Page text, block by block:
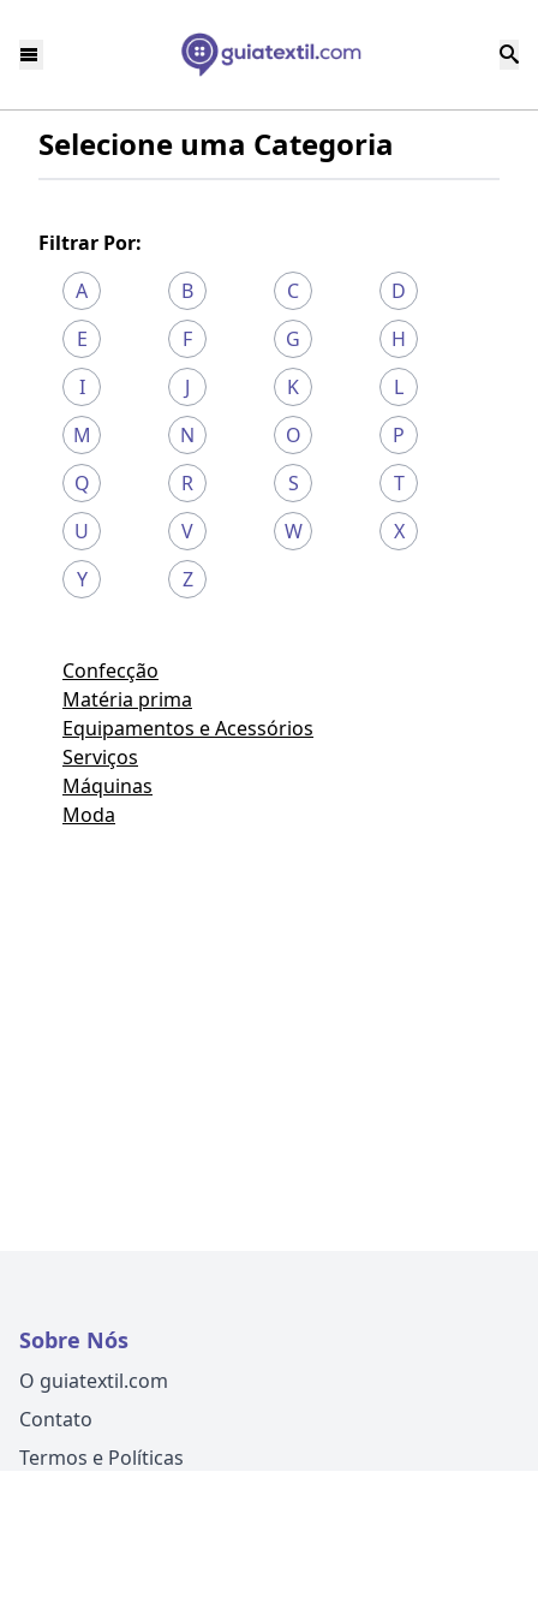
Selecione uma Categoria
Filtrar Por:
A
B C
D
E
F G
H
I
J K
L
M
N O
P
Q
R S
T
U
V W
X
Y
Z
Confecção
Matéria prima
Equipamentos e Acessórios
Serviços
Máquinas
Moda
Sobre Nós
O guiatextil.com
Contato
Termos e Políticas